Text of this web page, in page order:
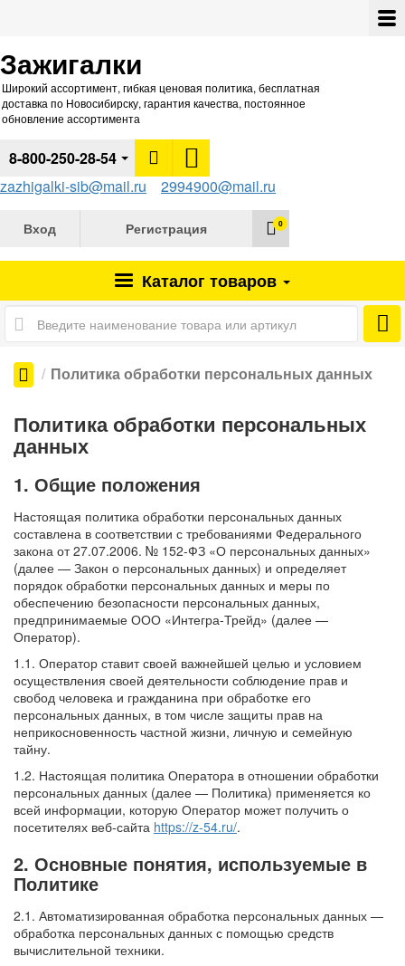
Зажигалки
Широкий ассортимент, гибкая ценовая политика, бесплатная
доставка по Новосибирску, гарантия качества, постоянное
обновление ассортимента
8-800-250-28-54
zazhigalki-sib@mail.ru
2994900@mail.ru
Вход Регистрация 0
Каталог товаров
Политика обработки персональных данных
Политика обработки персональных
данных
1. Общие положения
Настоящая политика обработки персональных данных
составлена в соответствии с требованиями Федерального
закона от 27.07.2006. № 152-ФЗ «О персональных данных»
(далее — Закон о персональных данных) и определяет
порядок обработки персональных данных и меры по
обеспечению безопасности персональных данных,
предпринимаемые ООО «Интегра-Трейд» (далее —
Оператор).
1.1. Оператор ставит своей важнейшей целью и условием
осуществления своей деятельности соблюдение прав и
свобод человека и гражданина при обработке его
персональных данных, в том числе защиты прав на
неприкосновенность частной жизни, личную и семейную
тайну.
1.2. Настоящая политика Оператора в отношении обработки
персональных данных (далее — Политика) применяется ко
всей информации, которую Оператор может получить о
посетителях веб-сайта https://z-54.ru/.
2. Основные понятия, используемые в
Политике
2.1. Автоматизированная обработка персональных данных —
обработка персональных данных с помощью средств
вычислительной техники.